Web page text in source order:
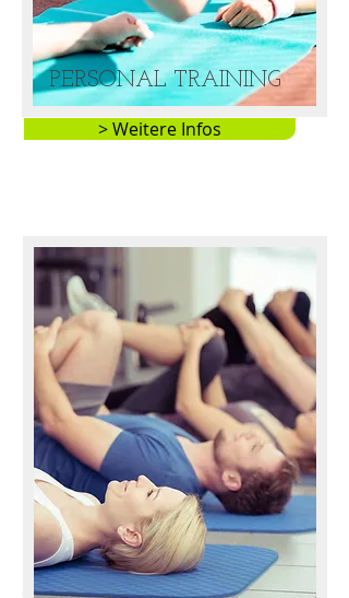
PERSONAL TRAINING
> Weitere Infos